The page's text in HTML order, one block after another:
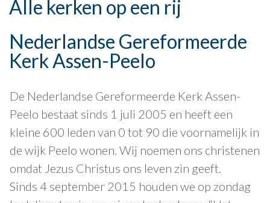
Alle kerken op een rij
Nederlandse Gereformeerde
Kerk Assen-Peelo
De Nederlandse Gereformeerde Kerk Assen-
Peelo bestaat sinds 1 juli 2005 en heeft een
kleine 600 leden van 0 tot 90 die voornamelijk in
de wijk Peelo wonen. Wij noemen ons christenen
omdat Jezus Christus ons leven zin geeft.
Sinds 4 september 2015 houden we op zondag